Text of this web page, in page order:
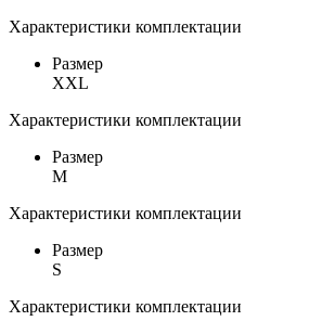
Характеристики комплектации
Размер
XXL
Характеристики комплектации
Размер
M
Характеристики комплектации
Размер
S
Характеристики комплектации